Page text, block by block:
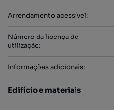
Arrendamento acessível:
Número da licença de
utilização:
Informações adicionais:
Edifício e materiais